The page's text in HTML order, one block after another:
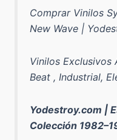
Comprar Vinilos
New Wave |
Vinilos Exclusivos
Beat , Industrial,
Yodestroy.com |
Colección